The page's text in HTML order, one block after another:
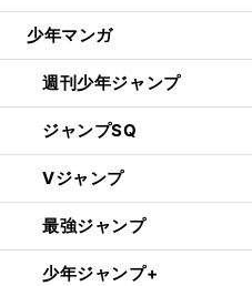
少年マンガ
週刊少年ジャンプ
ジャンプSQ
Vジャンプ
最強ジャンプ
少年ジャンプ+